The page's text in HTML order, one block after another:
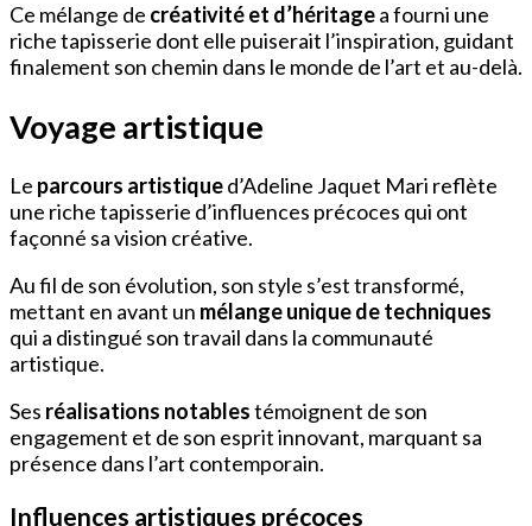
Ce mélange de créativité et d’héritagea fourni une
riche tapisserie dont elle puiserait l’inspiration, guidant
finalement son chemin dans le monde de l’art et au-delà.
Voyage artistique
Le parcours artistiqued’Adeline Jaquet Mari reflète
une riche tapisserie d’influences précoces qui ont
façonné sa vision créative.
Au fil de son évolution, son style s’est transformé,
mettant en avant un mélange unique de techniques
qui a distingué son travail dans la communauté
artistique.
Ses réalisations notablestémoignent de son
engagement et de son esprit innovant, marquant sa
présence dans l’art contemporain.
Influences artistiques précoces